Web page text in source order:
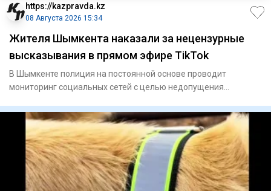
https://kazpravda.kz
08 Августа 2026 15:34
Жителя Шымкента наказали за нецензурные
высказывания в прямом эфире TikTok
В Шымкенте полиция на постоянной основе проводит
мониторинг социальных сетей с целью недопущения